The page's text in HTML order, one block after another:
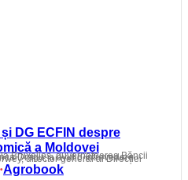
DG ECFIN despre
a Moldovei
•Agrobook